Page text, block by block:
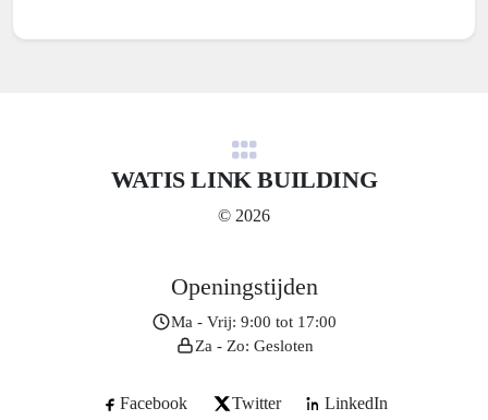
WATIS LINK BUILDING
© 2026
Openingstijden
Ma - Vrij: 9:00 tot 17:00
Za - Zo: Gesloten
Facebook Twitter LinkedIn